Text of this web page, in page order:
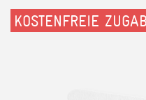
KOSTENFREIE